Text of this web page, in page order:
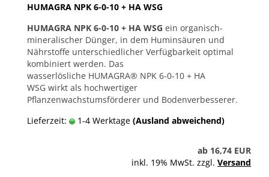
HUMAGRA NPK 6-0-10 + HA WSG
HUMAGRA NPK 6-0-10 + HA WSG ein organisch-
mineralischer Dünger, in dem Huminsäuren und
Nährstoffe unterschiedlicher Verfügbarkeit optimal
kombiniert werden. Das
wasserlösliche HUMAGRA® NPK 6-0-10 + HA
WSG wirkt als hochwertiger
Pflanzenwachstumsförderer und Bodenverbesserer.
Lieferzeit:
1-4 Werktage (Ausland abweichend)
ab 16,74 EUR
inkl. 19% MwSt. zzgl. Versand